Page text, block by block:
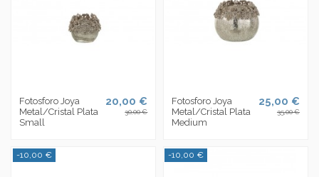
Fotosforo Joya
Metal/Cristal Plata
Small
20,00 €
30,00 €
Fotosforo Joya
Metal/Cristal Plata
Medium
25,00 €
35,00 €
-10,00 € -10,00 €